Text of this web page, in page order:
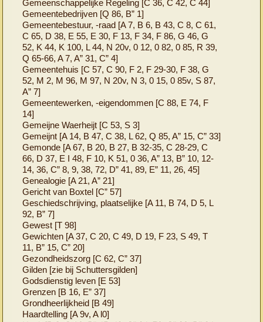
Gemeenschappelijke Regeling [C 36, C 42, C 44]
Gemeentebedrijven [Q 86, B” 1]
Gemeentebestuur, -raad [A 7, B 6, B 43, C 8, C 61,
C 65, D 38, E 55, E 30, F 13, F 34, F 86, G 46, G
52, K 44, K 100, L 44, N 20v, 0 12, 0 82, 0 85, R 39,
Q 65-66, A 7, A” 31, C” 4]
Gemeentehuis [C 57, C 90, F 2, F 29-30, F 38, G
52, M 2, M 96, M 97, N 20v, N 3, 0 15, 0 85v, S 87,
A” 7]
Gemeentewerken, -eigendommen [C 88, E 74, F
14]
Gemeijne Waerheijt [C 53, S 3]
Gemeijnt [A 14, B 47, C 38, L 62, Q 85, A” 15, C” 33]
Gemonde [A 67, B 20, B 27, B 32-35, C 28-29, C
66, D 37, E I 48, F 10, K 51, 0 36, A” 13, B” 10, 12-
14, 36, C” 8, 9, 38, 72, D” 41, 89, E” 11, 26, 45]
Genealogie [A 21, A” 21]
Gericht van Boxtel [C” 57]
Geschiedschrijving, plaatselijke [A 11, B 74, D 5, L
92, B” 7]
Gewest [T 98]
Gewichten [A 37, C 20, C 49, D 19, F 23, S 49, T
11, B” 15, C” 20]
Gezondheidszorg [C 62, C” 37]
Gilden [zie bij Schuttersgilden]
Godsdienstig leven [E 53]
Grenzen [B 16, E” 37]
Grondheerlijkheid [B 49]
Haardtelling [A 9v, A l0]